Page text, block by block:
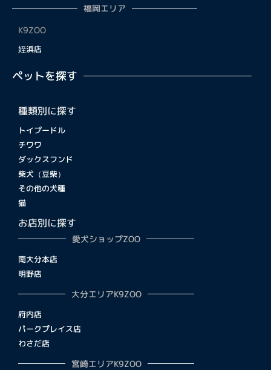
福岡エリア
K9ZOO
姪浜店
ペットを探す
種類別に探す
トイプードル
チワワ
ダックスフンド
柴犬（豆柴）
その他の犬種
猫
お店別に探す
愛犬ショップZOO
南大分本店
明野店
大分エリアK9ZOO
府内店
パークプレイス店
わさだ店
宮崎エリアK9ZOO